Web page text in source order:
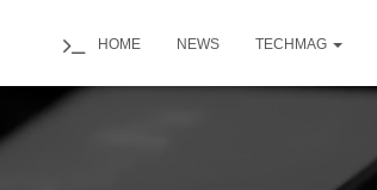
HOME NEWS TECHMAG